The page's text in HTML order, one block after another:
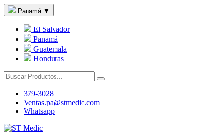
Panamá ▼
El Salvador
Panamá
Guatemala
Honduras
379-3028
Ventas.pa@stmedic.com
Whatsapp